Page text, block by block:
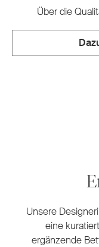
Über die
Unsere
eine
ergänzende